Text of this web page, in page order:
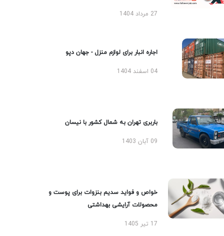
27 مرداد 1404
اجاره انبار برای لوازم منزل - جهان دپو
04 اسفند 1404
باربری تهران به شمال کشور با نیسان
09 آبان 1403
خواص و فواید سدیم بنزوات برای پوست و
محصولات آرایشی بهداشتی
17 تیر 1405